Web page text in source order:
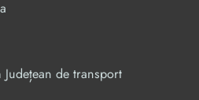
de transport